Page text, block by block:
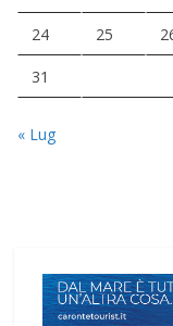
24 25
31
« Lug